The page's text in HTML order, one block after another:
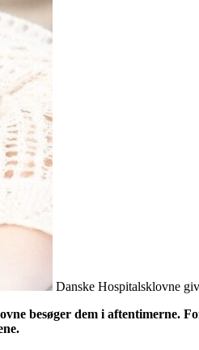
Danske Hospitalsklovne
besøger dem i aftentimerne.